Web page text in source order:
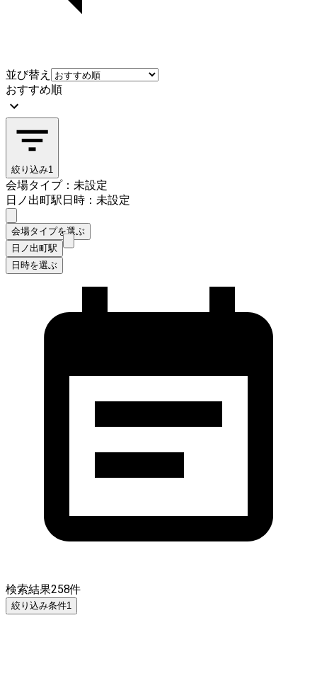
並び替え
おすすめ順
絞り込み1
会場タイプ：未設定
日ノ出町駅日時：未設定
会場タイプを選ぶ
日ノ出町駅
日時を選ぶ
検索結果258件
絞り込み条件1